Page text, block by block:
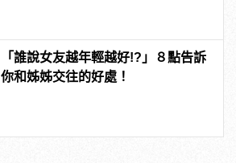
「誰說女友越年輕越好!?」８點告訴
你和姊姊交往的好處！